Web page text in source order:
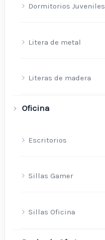
Dormitorios Juveniles
Litera de metal
Literas de madera
Oficina
Escritorios
Sillas Gamer
Sillas Oficina